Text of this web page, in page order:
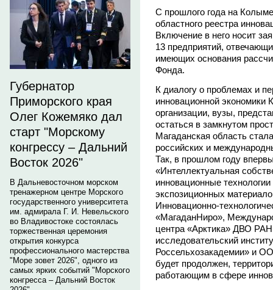
Губернатор
Приморского края
Олег Кожемяко дал
старт "Морскому
конгрессу – Дальний
Восток 2026"
В Дальневосточном морском
тренажерном центре Морского
государственного университета
им. адмирала Г. И. Невельского
во Владивостоке состоялась
торжественная церемония
открытия конкурса
профессионального мастерства
"Море зовет 2026", одного из
самых ярких событий "Морского
конгресса – Дальний Восток
С прошлого года на
областного реестра
Включение в него носит
13 предприятий,
имеющих основания
Фонда.
К диалогу о проблемах и
инновационной
организации, вузы,
остаться в замкнутом
Магаданская область
российских и
Так, в прошлом году
«Интеллектуальная
инновационные
экспозиционных
Инновационно-
«МагаданНиро»,
центра «Арктика» ДВО
исследовательский
Россельхозакадемии» и
будет продолжен,
работающим в сфере